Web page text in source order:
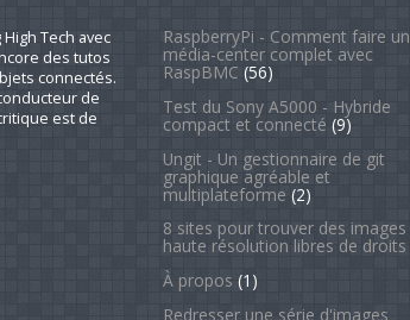
Tech avec
des tutos
connectés.
de
est de
RaspberryPi - Comment faire un
média-center complet avec
RaspBMC (56)
Test du Sony A5000 - Hybride
compact et connecté (9)
Ungit - Un gestionnaire de git
graphique agréable et
multiplateforme (2)
8 sites pour trouver des images
haute résolution libres de droits
À propos (1)
Redresser une série d'images